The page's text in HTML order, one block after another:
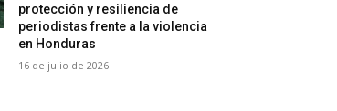
protección y resiliencia de
periodistas frente a la violencia
en Honduras
16 de julio de 2026